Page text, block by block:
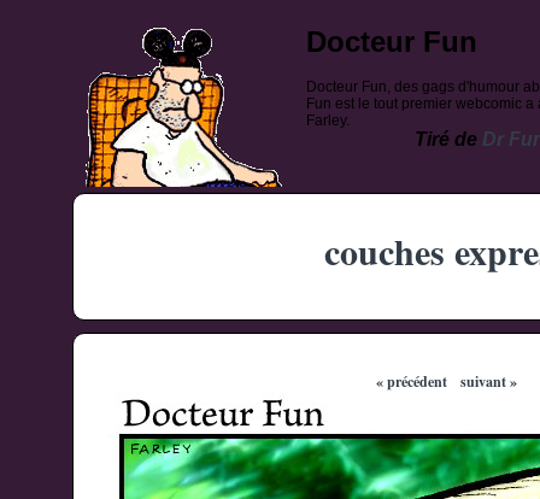
Docteur Fun
Docteur Fun, des gags d'humour
Fun est le tout premier webcomic
Farley.
Tiré de Dr
couches
« précédent suivant »